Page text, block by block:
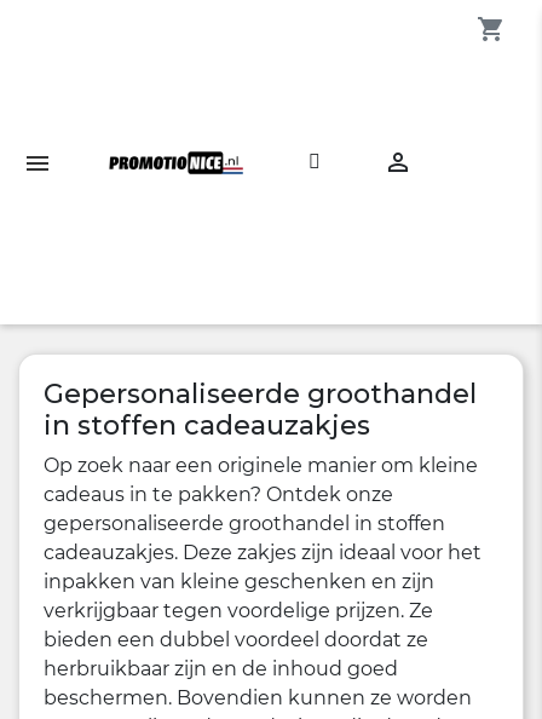

shopping_cart
Gepersonaliseerde groothandel
in stoffen cadeauzakjes
Op zoek naar een originele manier om kleine
cadeaus in te pakken? Ontdek onze
gepersonaliseerde groothandel in stoffen
cadeauzakjes. Deze zakjes zijn ideaal voor het
inpakken van kleine geschenken en zijn
verkrijgbaar tegen voordelige prijzen. Ze
bieden een dubbel voordeel doordat ze
herbruikbaar zijn en de inhoud goed
beschermen. Bovendien kunnen ze worden